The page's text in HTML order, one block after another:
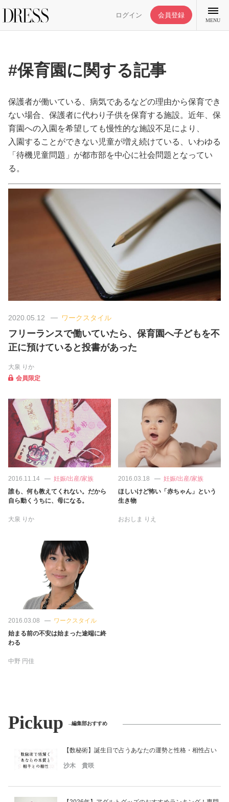
ログイン 会員登録
MENU
特集記事
DRESS部活
ライフスタイル
ファッション
恋愛/結婚/離婚
美容/健康
ワークスタイル
ココロ/カラダ
トラベル
カルチャー/エンタメ
占い
性と愛
#保育園に関する記事
保護者が働いている、病気であるなどの理由から保育でき
ない場合、保護者に代わり子供を保育する施設。近年、保
育園への入園を希望しても慢性的な施設不足により、
入園することができない児童が増え続けている、いわゆる
「待機児童問題」が都市部を中心に社会問題となってい
る。
2020.05.12 ワークスタイル
フリーランスで働いていたら、保育園へ子どもを不
正に預けていると投書があった
大泉 りか
会員限定
2016.11.14
妊娠/出産/家族
誰も、何も教えてくれない。だから
自ら動くうちに、母になる。
大泉 りか
2016.03.18
妊娠/出産/家族
ほしいけど怖い「赤ちゃん」という
生き物
おおしま りえ
2016.03.08
ワークスタイル
始まる前の不安は始まった途端に終
わる
中野 円佳
Pickup 編集部おすすめ
【数秘術】誕生日で占うあなたの運勢と性格・相性占い
沙木 貴咲